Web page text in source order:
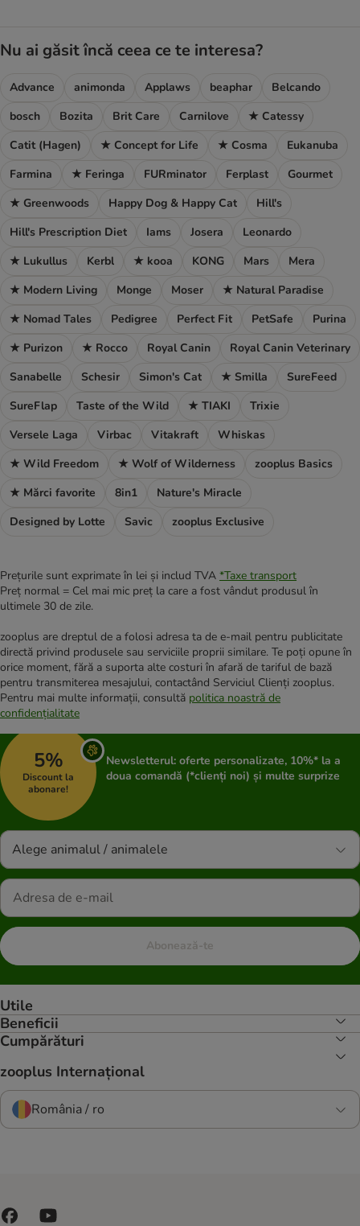
Nu ai găsit încă ceea ce te interesa?
Advance animonda Applaws beaphar
Belcando
bosch
Bozita Brit Care Carnilove
★ Catessy
Catit (Hagen)
★ Concept for Life ★ Cosma
Eukanuba
Farmina
★ Feringa FURminator Ferplast
Gourmet
★ Greenwoods
Happy Dog & Happy Cat
Hill's
Hill's Prescription Diet
Iams Josera
Leonardo
★ Lukullus
Kerbl ★ kooa KONG Mars
Mera
★ Modern Living
Monge Moser
★ Natural Paradise
★ Nomad Tales
Pedigree Perfect Fit PetSafe
Purina
★ Purizon
★ Rocco Royal Canin
Royal Canin Veterinary
Sanabelle
Schesir Simon's Cat ★ Smilla
SureFeed
SureFlap
Taste of the Wild ★ TIAKI
Trixie
Versele Laga
Virbac Vitakraft
Whiskas
★ Wild Freedom
★ Wolf of Wilderness
zooplus Basics
★ Mărci favorite
8in1
Nature's Miracle
Designed by Lotte
Savic zooplus Exclusive
Prețurile sunt exprimate în lei și includ TVA *Taxe transport
Preț normal = Cel mai mic preț la care a fost vândut produsul în
ultimele 30 de zile.
zooplus are dreptul de a folosi adresa ta de e-mail pentru publicitate
directă privind produsele sau serviciile proprii similare. Te poți opune în
orice moment, fără a suporta alte costuri în afară de tariful de bază
pentru transmiterea mesajului, contactând Serviciul Clienți zooplus.
Pentru mai multe informații, consultă politica noastră de
confidențialitate
5%
Discount la
abonare!
Newsletterul: oferte personalizate, 10%* la a
doua comandă (*clienți noi) și multe surprize
Alege animalul / animalele
Abonează-te
Utile
Beneficii
Cumpărături
zooplus Internațional
România / ro